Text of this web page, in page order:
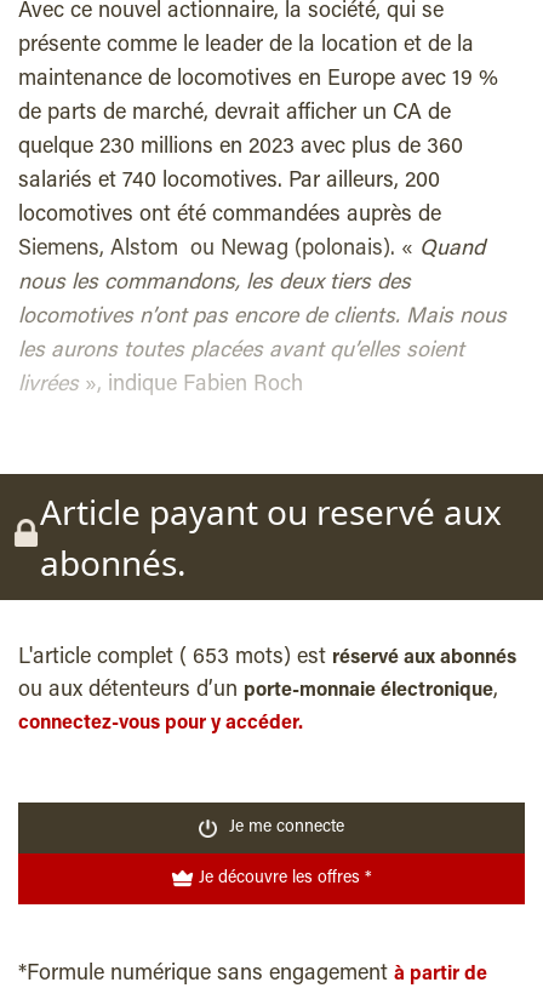
Avec ce nouvel actionnaire, la société, qui se
présente comme le leader de la location et de la
maintenance de locomotives en Europe avec 19 %
de parts de marché, devrait afficher un CA de
quelque 230 millions en 2023 avec plus de 360
salariés et 740 locomotives. Par ailleurs, 200
locomotives ont été commandées auprès de
Siemens, Alstom ou Newag (polonais). « Quand
nous les commandons, les deux tiers des
locomotives n’ont pas encore de clients. Mais nous
les aurons toutes placées avant qu’elles soient
livrées », indique Fabien Roch
Article payant ou reservé aux
abonnés.
L'article complet ( 653 mots) est réservé aux abonnés
ou aux détenteurs d’un porte-monnaie électronique,
connectez-vous pour y accéder.
Je me connecte
Je découvre les offres *
*Formule numérique sans engagement à partir de